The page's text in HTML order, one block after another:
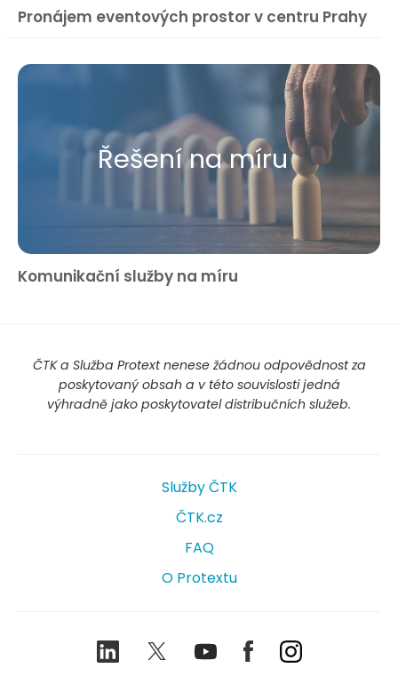
Pronájem eventových prostor v centru Prahy
Řešení na míru
Komunikační služby na míru
ČTK a Služba Protext nenese žádnou odpovědnost za
poskytovaný obsah a v této souvislosti jedná
výhradně jako poskytovatel distribučních služeb.
Služby ČTK
ČTK.cz
FAQ
O Protextu
LinkedIn TwitterYoutubeFacebookInstagram